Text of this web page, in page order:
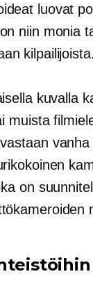
luovat
niin monia
kilpailijoista.
kuvalla
muista
on